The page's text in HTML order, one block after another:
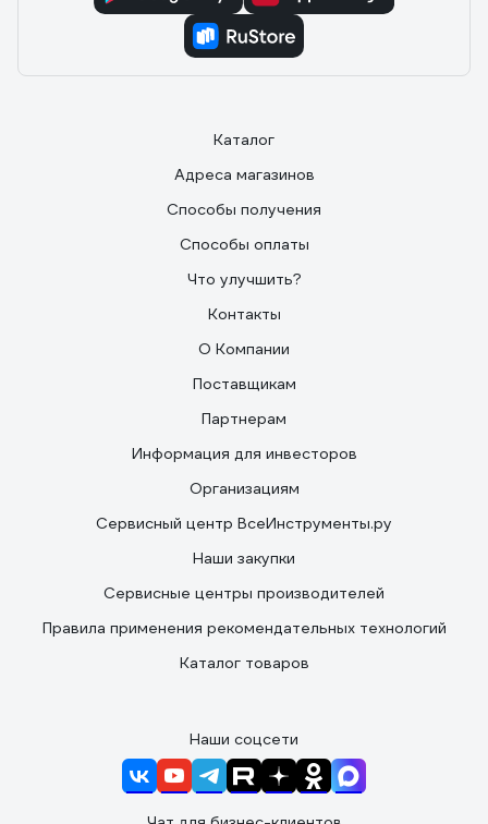
Каталог
Адреса магазинов
Способы получения
Способы оплаты
Что улучшить?
Контакты
О Компании
Поставщикам
Партнерам
Информация для инвесторов
Организациям
Сервисный центр ВсеИнструменты.ру
Наши закупки
Сервисные центры производителей
Правила применения рекомендательных технологий
Каталог товаров
Наши соцсети